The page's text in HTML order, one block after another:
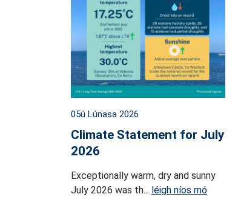
05ú Lúnasa 2026
Climate Statement for July
2026
Exceptionally warm, dry and sunny
July 2026 was th... léigh níos mó